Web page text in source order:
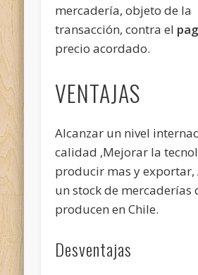
mercadería, objeto de la
transacción, contra el
precio acordado.
VENTAJAS
Alcanzar un nivel
calidad ,Mejorar la
producir mas y exportar,
un stock de mercaderías
producen en Chile.
Desventajas